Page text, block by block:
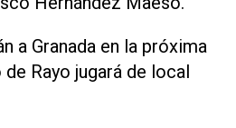
a Granada en la próxima
Rayo jugará de local